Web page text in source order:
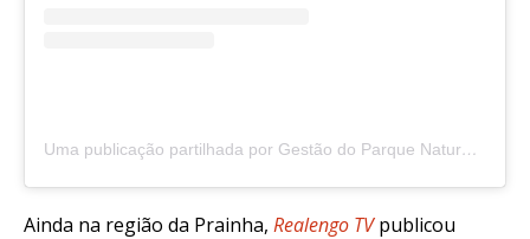
Uma publicação partilhada por Gestão do Parque Natural Municipal da Prainha (@gestao_pnm_prainha_rj)
Ainda na região da Prainha, Realengo TVpublicou